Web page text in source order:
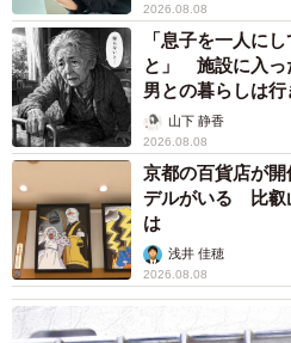
2026.08.08
「息子を一人に
と」 施設に入っ
男との暮らしは
から】山下 静香
2026.08.08
京都の百貨店が
デルがいる 比叡
は
浅井 佳穂
2026.08.08